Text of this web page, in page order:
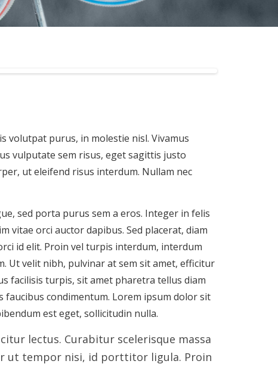
volutpat purus, in molestie nisl. Vivamus
vulputate sem risus, eget sagittis justo
ut eleifend risus interdum. Nullam nec
sed porta purus sem a eros. Integer in felis
vitae orci auctor dapibus. Sed placerat, diam
id elit. Proin vel turpis interdum, interdum
Ut velit nibh, pulvinar at sem sit amet, efficitur
facilisis turpis, sit amet pharetra tellus diam
faucibus condimentum. Lorem ipsum dolor sit
est eget, sollicitudin nulla.
lectus. Curabitur scelerisque massa
ut tempor nisi, id porttitor ligula. Proin